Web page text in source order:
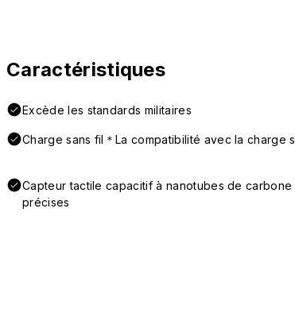
Caractéristiques
Excède les standards militaires
Charge sans fil＊La compatibilité avec la charge
Capteur tactile capacitif à nanotubes de
précises